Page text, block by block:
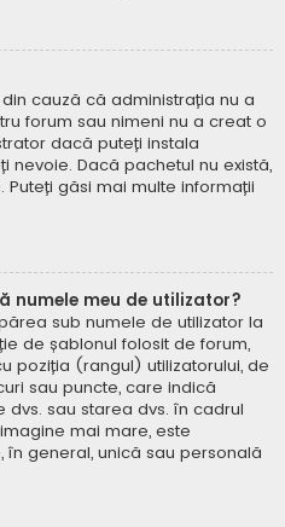
cauză că administrația nu a
forum sau nimeni nu a creat o
dacă puteți instala
nevoie. Dacă pachetul nu există,
găsi mai multe informații
numele meu de utilizator?
sub numele de utilizator la
de șablonul folosit de forum,
poziția (rangul) utilizatorului, de
sau puncte, care indică
sau starea dvs. în cadrul
mai mare, este
general, unică sau personală